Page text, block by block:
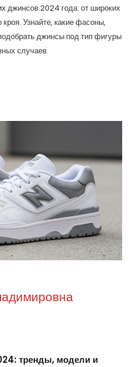
джинсов 2024 года: от широких
Узнайте, какие фасоны,
джинсы под тип фигуры
случаев.
тренды, модели и